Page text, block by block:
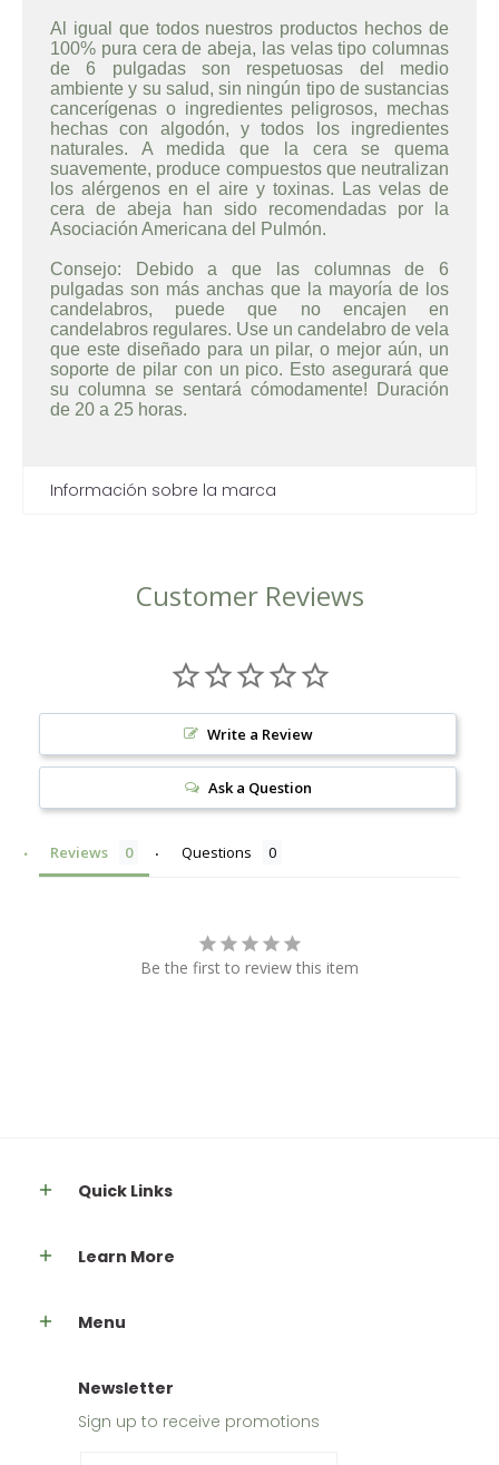
Al igual que todos nuestros productos hechos de
100% pura cera de abeja, las velas tipo columnas
de 6 pulgadas son respetuosas del medio
ambiente y su salud, sin ningún tipo de sustancias
cancerígenas o ingredientes peligrosos, mechas
hechas con algodón, y todos los ingredientes
naturales. A medida que la cera se quema
suavemente, produce compuestos que neutralizan
los alérgenos en el aire y toxinas. Las velas de
cera de abeja han sido recomendadas por la
Asociación Americana del Pulmón.
Consejo: Debido a que las columnas de 6
pulgadas son más anchas que la mayoría de los
candelabros, puede que no encajen en
candelabros regulares. Use un candelabro de vela
que este diseñado para un pilar, o mejor aún, un
soporte de pilar con un pico. Esto asegurará que
su columna se sentará cómodamente! Duración
de 20 a 25 horas.
Información sobre la marca
Customer Reviews
Write a Review
Ask a Question
Reviews Questions
Be the first to review this item
Quick Links
Learn More
Menu
Newsletter
Sign up to receive promotions